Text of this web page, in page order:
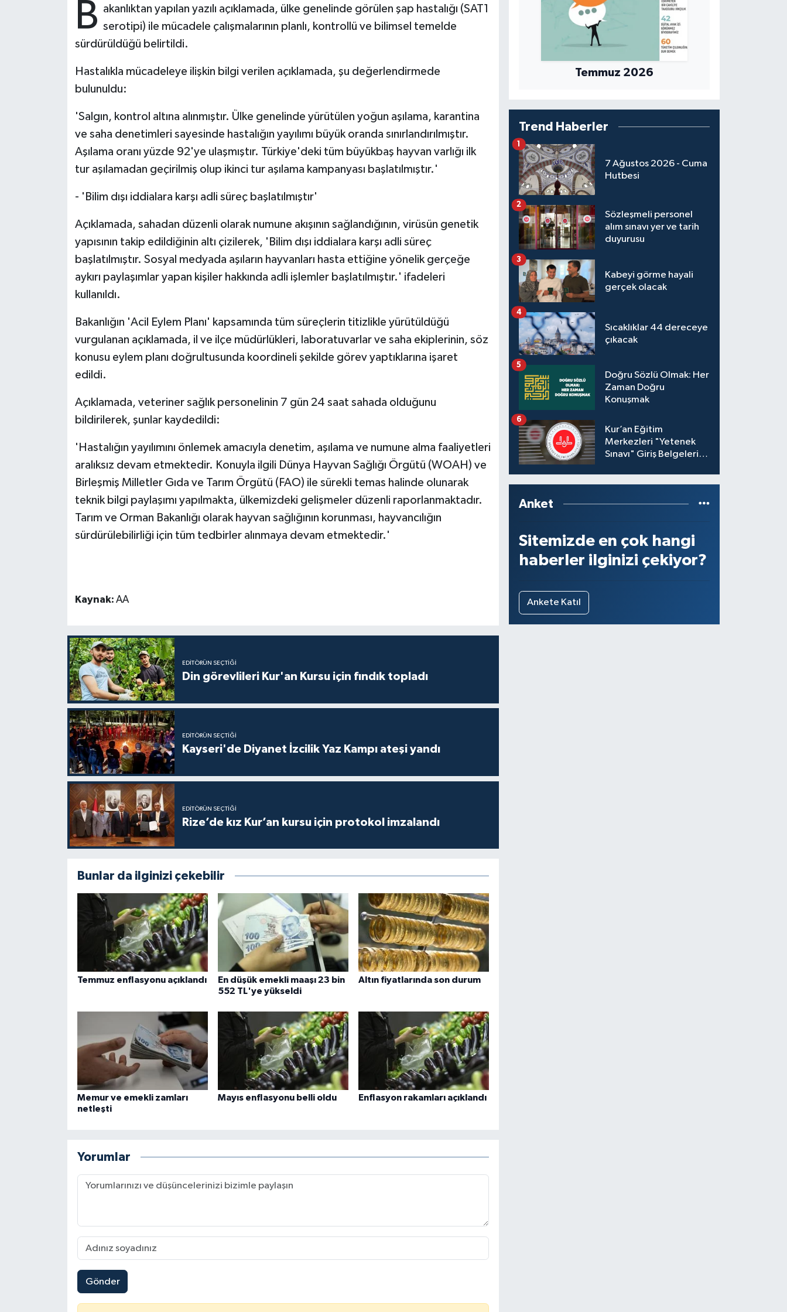
B akanlıktan yapılan yazılı açıklamada, ülke genelinde görülen şap hastalığı (SAT1
serotipi) ile mücadele çalışmalarının planlı, kontrollü ve bilimsel temelde
sürdürüldüğü belirtildi.
Hastalıkla mücadeleye ilişkin bilgi verilen açıklamada, şu değerlendirmede
bulunuldu:
'Salgın, kontrol altına alınmıştır. Ülke genelinde yürütülen yoğun aşılama, karantina
ve saha denetimleri sayesinde hastalığın yayılımı büyük oranda sınırlandırılmıştır.
Aşılama oranı yüzde 92'ye ulaşmıştır. Türkiye'deki tüm büyükbaş hayvan varlığı ilk
tur aşılamadan geçirilmiş olup ikinci tur aşılama kampanyası başlatılmıştır.'
- 'Bilim dışı iddialara karşı adli süreç başlatılmıştır'
Açıklamada, sahadan düzenli olarak numune akışının sağlandığının, virüsün genetik
yapısının takip edildiğinin altı çizilerek, 'Bilim dışı iddialara karşı adli süreç
başlatılmıştır. Sosyal medyada aşıların hayvanları hasta ettiğine yönelik gerçeğe
aykırı paylaşımlar yapan kişiler hakkında adli işlemler başlatılmıştır.' ifadeleri
kullanıldı.
Bakanlığın 'Acil Eylem Planı' kapsamında tüm süreçlerin titizlikle yürütüldüğü
vurgulanan açıklamada, il ve ilçe müdürlükleri, laboratuvarlar ve saha ekiplerinin, söz
konusu eylem planı doğrultusunda koordineli şekilde görev yaptıklarına işaret
edildi.
Açıklamada, veteriner sağlık personelinin 7 gün 24 saat sahada olduğunu
bildirilerek, şunlar kaydedildi:
'Hastalığın yayılımını önlemek amacıyla denetim, aşılama ve numune alma faaliyetleri
aralıksız devam etmektedir. Konuyla ilgili Dünya Hayvan Sağlığı Örgütü (WOAH) ve
Birleşmiş Milletler Gıda ve Tarım Örgütü (FAO) ile sürekli temas halinde olunarak
teknik bilgi paylaşımı yapılmakta, ülkemizdeki gelişmeler düzenli raporlanmaktadır.
Tarım ve Orman Bakanlığı olarak hayvan sağlığının korunması, hayvancılığın
sürdürülebilirliği için tüm tedbirler alınmaya devam etmektedir.'
Kaynak: AA
EDITÖRÜN SEÇTIĞI
Din görevlileri Kur'an Kursu için fındık topladı
EDITÖRÜN SEÇTIĞI
Kayseri'de Diyanet İzcilik Yaz Kampı ateşi yandı
EDITÖRÜN SEÇTIĞI
Rize’de kız Kur’an kursu için protokol imzalandı
Bunlar da ilginizi çekebilir
Temmuz enflasyonu açıklandı
En düşük emekli maaşı 23 bin
552 TL'ye yükseldi
Altın fiyatlarında son durum
Memur ve emekli zamları
netleşti
Mayıs enflasyonu belli oldu Enflasyon rakamları açıklandı
Yorumlar
Gönder
Temmuz 2026
Trend Haberler
7 Ağustos 2026 - Cuma
Hutbesi
1
Sözleşmeli personel
alım sınavı yer ve tarih
duyurusu
2
Kabeyi görme hayali
gerçek olacak
3
Sıcaklıklar 44 dereceye
çıkacak
4
Doğru Sözlü Olmak: Her
Zaman Doğru
Konuşmak
5
Kur’an Eğitim
Merkezleri "Yetenek
Sınavı" Giriş Belgeleri
6
Anket
Sitemizde en çok hangi
haberler ilginizi çekiyor?
Ankete Katıl
Bitlis Müftülüğü
Burdur Müftülüğü
Bursa Müftülüğü
Çanakkale Müftülüğü
Çankırı Müftülüğü
Diyarbakır Müftülüğü
Düzce Müftülüğü
Edirne Müftülüğü
Elazığ Müftülüğü
Erzurum Müftülüğü
Eskişehir Müftülüğü
Giresun Müftülüğü
Gümüşhane Müftülüğü
Hatay Müftülüğü
Isparta Müftülüğü
İstanbul Müftülüğü
İzmir Müftülüğü
Kahramanmaraş Müftülüğü
Karabük Müftülüğü
Karaman Müftülüğü
Kars Müftülüğü
Kayseri Müftülüğü
Kilis Müftülüğü
Kırıkkale Müftülüğü
Kırklareli Müftülüğü
Kırşehir Müftülüğü
Kocaeli Müftülüğü
Kütahya Müftülüğü
Manisa Müftülüğü
Mersin Müftülüğü
Muğla Müftülüğü
Muş Müftülüğü
Duyurular
Bilim, Teknoloji
İhtida Haberleri